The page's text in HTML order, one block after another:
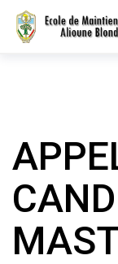
Skip